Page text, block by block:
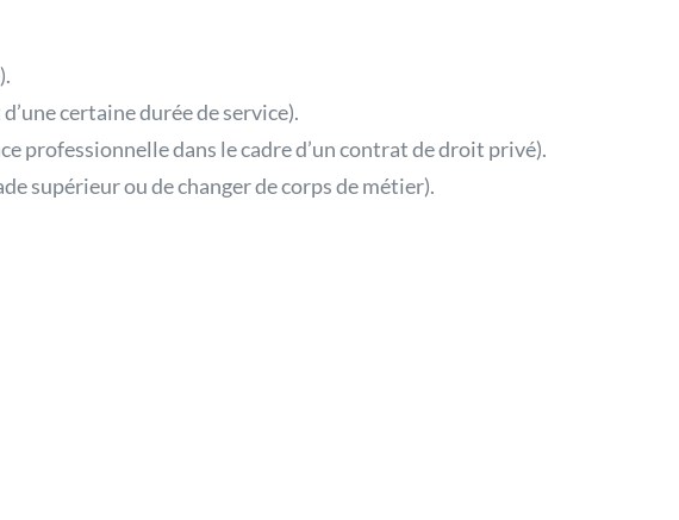
certaine durée de service).
professionnelle dans le cadre d’un contrat de droit privé).
supérieur ou de changer de corps de métier).